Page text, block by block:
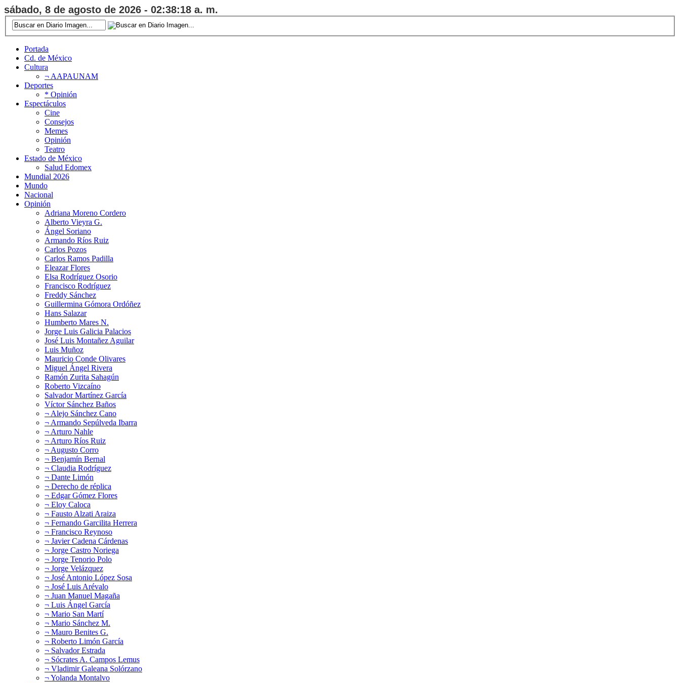
sábado, 8 de agosto de 2026 - 02:38:19 a. m.
Portada
Cd. de México
Cultura
¬ AAPAUNAM
Deportes
* Opinión
Espectáculos
Cine
Consejos
Memes
Opinión
Teatro
Estado de México
Salud Edomex
Mundial 2026
Mundo
Nacional
Opinión
Adriana Moreno Cordero
Alberto Vieyra G.
Ángel Soriano
Armando Ríos Ruiz
Carlos Pozos
Carlos Ramos Padilla
Eleazar Flores
Elsa Rodríguez Osorio
Francisco Rodríguez
Freddy Sánchez
Guillermina Gómora Ordóñez
Hans Salazar
Humberto Mares N.
Jorge Luis Galicia Palacios
José Luis Montañez Aguilar
Luis Muñoz
Mauricio Conde Olivares
Miguel Ángel Rivera
Ramón Zurita Sahagún
Roberto Vizcaíno
Salvador Martínez García
Víctor Sánchez Baños
¬ Alejo Sánchez Cano
¬ Armando Sepúlveda Ibarra
¬ Arturo Nahle
¬ Arturo Ríos Ruiz
¬ Augusto Corro
¬ Benjamín Bernal
¬ Claudia Rodríguez
¬ Dante Limón
¬ Derecho de réplica
¬ Edgar Gómez Flores
¬ Eloy Caloca
¬ Fausto Alzati Araiza
¬ Fernando Garcilita Herrera
¬ Francisco Reynoso
¬ Javier Cadena Cárdenas
¬ Jorge Castro Noriega
¬ Jorge Tenorio Polo
¬ Jorge Velázquez
¬ José Antonio López Sosa
¬ José Luis Arévalo
¬ Juan Manuel Magaña
¬ Luis Ángel García
¬ Mario San Martí
¬ Mario Sánchez M.
¬ Mauro Benites G.
¬ Roberto Limón García
¬ Salvador Estrada
¬ Sócrates A. Campos Lemus
¬ Vladimir Galeana Solórzano
¬ Yolanda Montalvo